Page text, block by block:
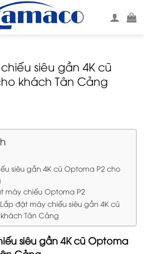
siêu gần 4K cũ
khách Tân Cảng
siêu gần 4K cũ Optoma P2 cho
máy chiếu Optoma P2
đặt máy chiếu siêu gần 4K cũ
Tân Cảng
siêu gần 4K cũ Optoma